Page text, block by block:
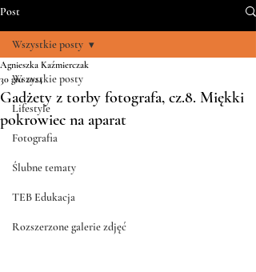
Post
Wszystkie posty
Lifestyle
Fotografia
Ślubne tematy
TEB Edukacja
Rozszerzone galerie zdjęć
Wszystkie posty
Gadżety z torby fotografa, cz.8. Miękki
pokrowiec na aparat
Agnieszka Kaźmierczak
30 gru 2024